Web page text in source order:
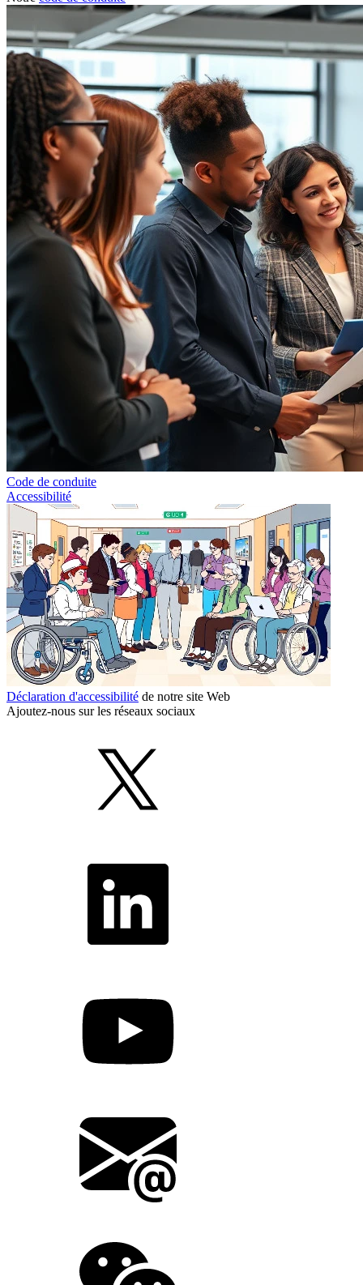
Code de conduite
Accessibilité
Déclaration d'accessibilité de notre site Web
Ajoutez-nous sur les réseaux sociaux